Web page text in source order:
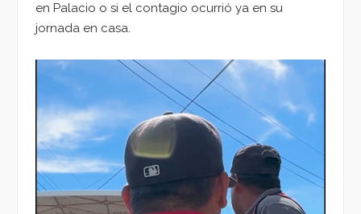
en Palacio o si el contagio ocurrió ya en su
jornada en casa.
Reproductor
vídeo